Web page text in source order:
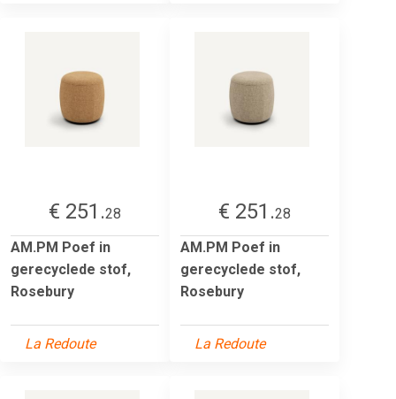
€ 251.28
AM.PM Poef in
gerecyclede stof,
Rosebury
La Redoute
€ 251.28
AM.PM Poef in
gerecyclede stof,
Rosebury
La Redoute